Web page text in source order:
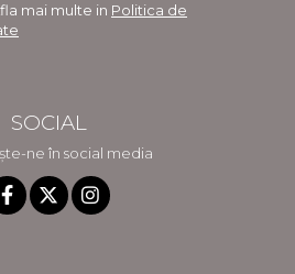
mai multe in Politica de
SOCIAL
ne în social media